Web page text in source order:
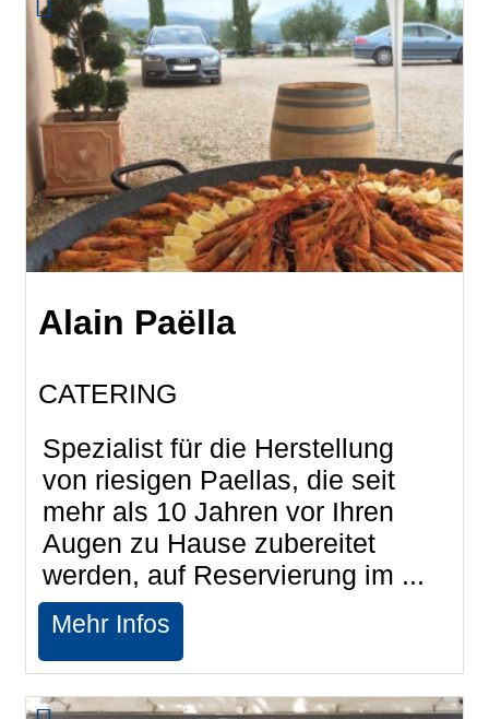
Alain Paëlla
CATERING
Spezialist für die Herstellung
von riesigen Paellas, die seit
mehr als 10 Jahren vor Ihren
Augen zu Hause zubereitet
werden, auf Reservierung im ...
Mehr Infos